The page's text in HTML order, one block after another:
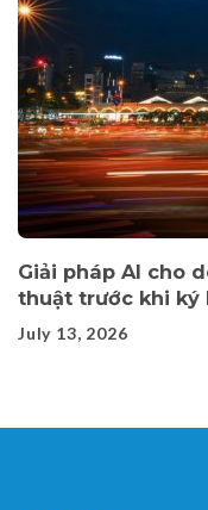
Giải pháp AI cho
thuật trước khi ký
July 13, 2026